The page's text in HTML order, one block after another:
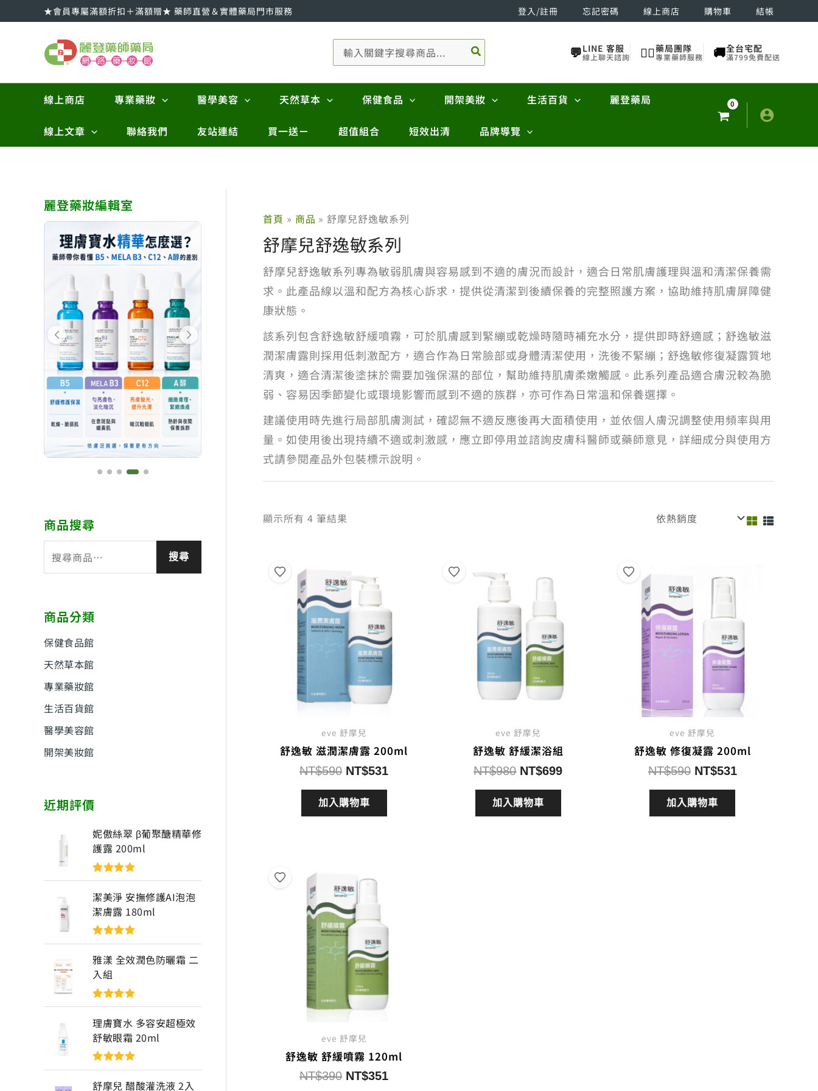
至
★會員專屬滿額折扣＋滿額贈★ 藥師直營＆實體藥局門市服務 登入/註冊 忘記密碼 線上商店 購物車 結帳
尋：
💬LINE 客服
線上聊天諮詢 👨‍⚕️藥局團隊
專業藥師服務 🚚全台宅配
滿799免費配送
線上商店 專業藥妝 醫學美容 天然草本 保健食品 開架美妝 生活百貨 麗登藥局
線上文章 聯絡我們 友站連結 買一送ㄧ 超值組合 短效出清 品牌導覽
麗登藥妝編輯室
商品搜尋
尋
字
搜尋
商品分類
保健食品館
天然草本館
專業藥妝館
生活百貨館
醫學美容館
開架美妝館
近期評價
妮傲絲翠 β葡聚醣精華修
護露 200ml
評分5滿分
5
潔美淨 安撫修護AI泡泡
潔膚露 180ml
評分5滿分
5
雅漾 全效潤色防曬霜 二
入組
評分5滿分
5
理膚寶水 多容安超極效
舒敏眼霜 20ml
評分5滿分
5
舒摩兒 醋酸灌洗液 2入
首頁 商品 舒摩兒舒逸敏系列
舒摩兒舒逸敏系列
舒摩兒舒逸敏系列專為敏弱肌膚與容易感到不適的膚況而設計，適合日常肌膚護理與溫和清潔保養需
求。此產品線以溫和配方為核心訴求，提供從清潔到後續保養的完整照護方案，協助維持肌膚屏障健
康狀態。
該系列包含舒逸敏舒緩噴霧，可於肌膚感到緊繃或乾燥時隨時補充水分，提供即時舒適感；舒逸敏滋
潤潔膚露則採用低刺激配方，適合作為日常臉部或身體清潔使用，洗後不緊繃；舒逸敏修復凝露質地
清爽，適合清潔後塗抹於需要加強保濕的部位，幫助維持肌膚柔嫩觸感。此系列產品適合膚況較為脆
弱、容易因季節變化或環境影響而感到不適的族群，亦可作為日常溫和保養選擇。
建議使用時先進行局部肌膚測試，確認無不適反應後再大面積使用，並依個人膚況調整使用頻率與用
量。如使用後出現持續不適或刺激感，應立即停用並諮詢皮膚科醫師或藥師意見，詳細成分與使用方
式請參閱產品外包裝標示說明。
顯示所有 4 筆結果
eve 舒摩兒
舒逸敏 滋潤潔膚露 200ml
NT$590 原
價
格：
NT$531
加入購物車
eve 舒摩兒
舒逸敏 舒緩潔浴組
NT$980 原
價
格：
NT$699目
加入購物車
eve 舒摩兒
舒逸敏 修復凝露 200ml
NT$590 原
價
格：
NT$531
加入購物車
eve 舒摩兒
舒逸敏 舒緩噴霧 120ml
NT$390 原
NT$351